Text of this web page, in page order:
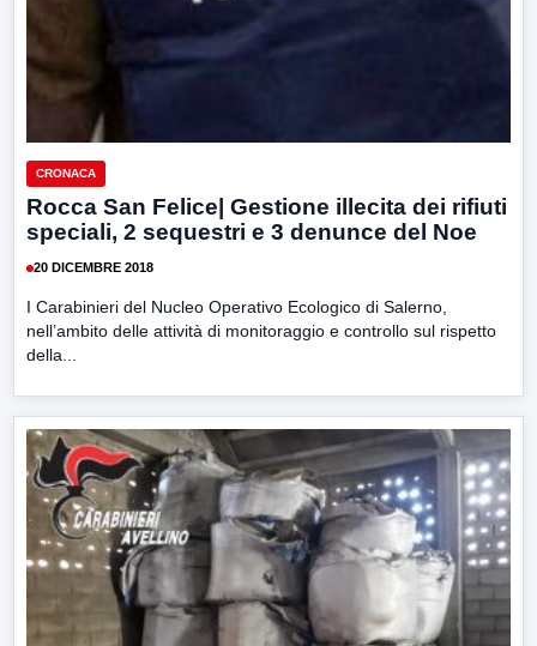
CRONACA
Rocca San Felice| Gestione illecita dei rifiuti
speciali, 2 sequestri e 3 denunce del Noe
20 DICEMBRE 2018
I Carabinieri del Nucleo Operativo Ecologico di Salerno,
nell’ambito delle attività di monitoraggio e controllo sul rispetto
della...